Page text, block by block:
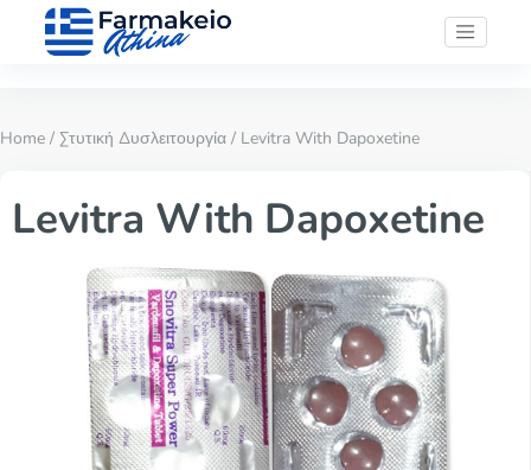
Home / Στυτική Δυσλειτουργία / Levitra With Dapoxetine
Levitra With Dapoxetine